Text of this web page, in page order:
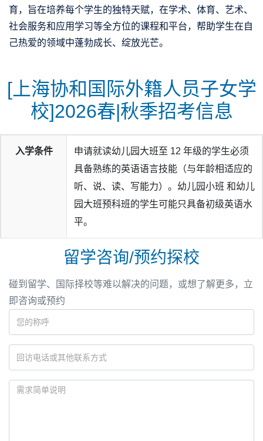
育，旨在培养每个学生的独特天赋，在学术、体育、艺术、
社会服务和应用学习等全方位的课程和平台，帮助学生在自
己热爱的领域中蓬勃成长、绽放光芒。
[上海协和国际外籍人员子女学
校]2026春|秋季招考信息
入学条件
申请就读幼儿园大班至 12 年级的学生必须
具备熟练的英语语言技能（与年龄相适应的
听、说、读、写能力）。幼儿园小班 和幼儿
园大班预科班的学生可能只具备初级英语水
平。
留学咨询/预约探校
碰到留学、国际择校等难以解决的问题，或想了解更多，立
即咨询或预约